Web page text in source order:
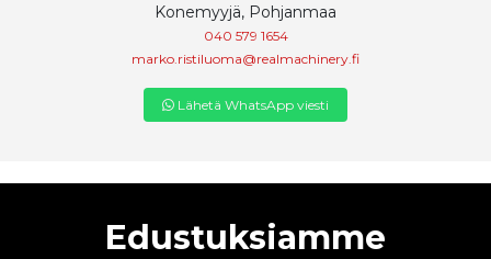
Konemyyjä, Pohjanmaa
040 579 1654
marko.ristiluoma@realmachinery.fi
Lähetä WhatsApp viesti
Edustuksiamme